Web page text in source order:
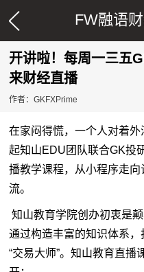
FW融语财
开讲啦！每周一三五
来财经直播
作者：GKFXPrime
在家闷得慌，一个人对着外
起知山EDU团队联合GK投
播教学课程，从小程序走
流。
知山教育学院创办初衷是
通过构造丰富的知识体系
“交易大师”。知山教育直